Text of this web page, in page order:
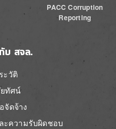
PACC Corruption
Reporting
บ สจล.
ะวัติ
ทัศน์
จัดจ้าง
ะความรับผิดชอบ